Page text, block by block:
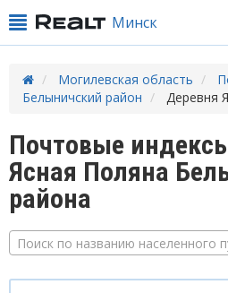
Минск
Могилевская область
Белыничский район
Деревня
Почтовые
Ясная Поляна
района
Поиск по названию населенного